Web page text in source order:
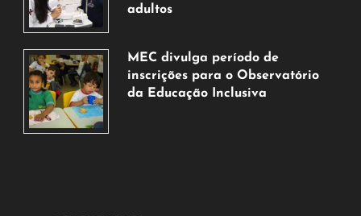
2026
adultos
de
agosto
de
MEC divulga período de
inscrições para o Observatório
da Educação Inclusiva